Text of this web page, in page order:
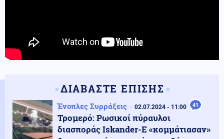
ΔΙΑΒΑΣΤΕ ΕΠΙΣΗΣ
Ένοπλες Συρράξεις 02.07.2024 - 11:00 41
Τρομερό: Ρωσικοί πύραυλοι
διασποράς Iskander-E «κομμάτιασαν»